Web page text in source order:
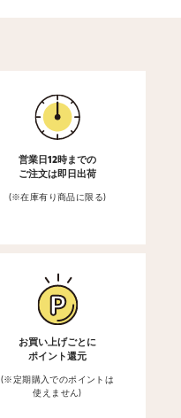
営業日12時までの
ご注文は即日出荷
(※在庫有り商品に限る)
お買い上げごとに
ポイント還元
(※定期購入でのポイントは
使えません)